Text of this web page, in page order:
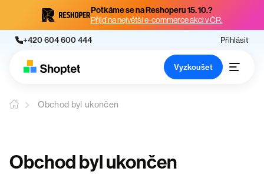
Potkáme se na Reshoperu 15. 10.?
Přijď na největší e-commerce akci v ČR.
+420 604 600 444 Přihlásit
Vyzkoušet
Obchod byl ukončen
Obchod byl ukončen